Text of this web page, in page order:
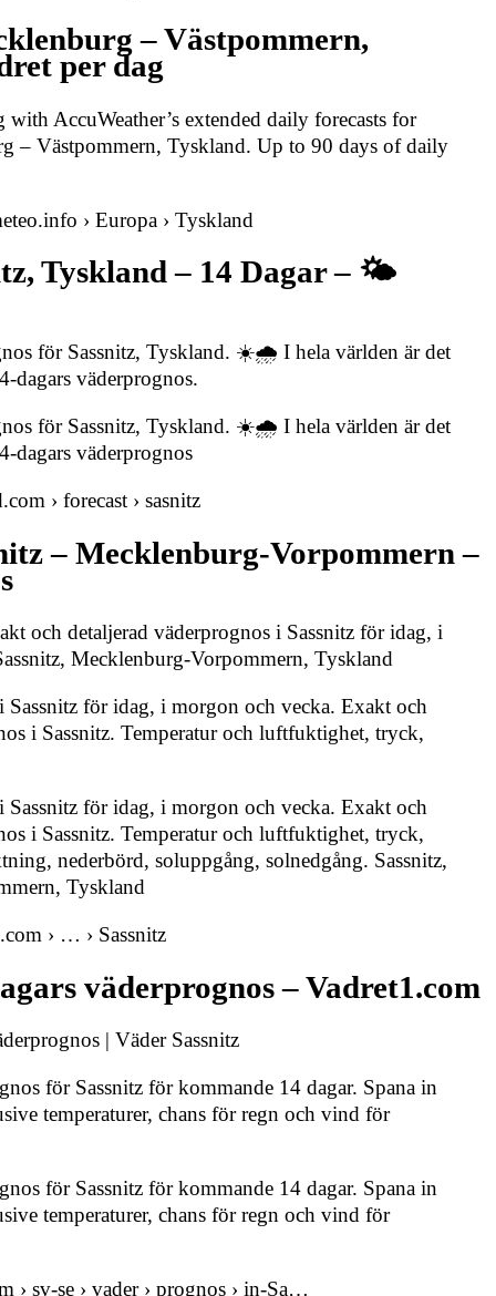
– Västpommern,
per dag
AccuWeather’s extended daily forecasts for
– Västpommern, Tyskland. Up to 90 days of daily
› Europa › Tyskland
Tyskland – 14 Dagar – 🌤️
för Sassnitz, Tyskland. ☀️🌧️ I hela världen är det
dagars väderprognos.
för Sassnitz, Tyskland. ☀️🌧️ I hela världen är det
dagars väderprognos
› forecast › sasnitz
– Mecklenburg-Vorpommern –
och detaljerad väderprognos i Sassnitz för idag, i
Mecklenburg-Vorpommern, Tyskland
Sassnitz för idag, i morgon och vecka. Exakt och
i Sassnitz. Temperatur och luftfuktighet, tryck,
Sassnitz för idag, i morgon och vecka. Exakt och
i Sassnitz. Temperatur och luftfuktighet, tryck,
nederbörd, soluppgång, solnedgång. Sassnitz,
Tyskland
› … › Sassnitz
väderprognos – Vadret1.com
| Väder Sassnitz
för Sassnitz för kommande 14 dagar. Spana in
temperaturer, chans för regn och vind för
för Sassnitz för kommande 14 dagar. Spana in
temperaturer, chans för regn och vind för
› sv-se › vader › prognos › in-Sa…